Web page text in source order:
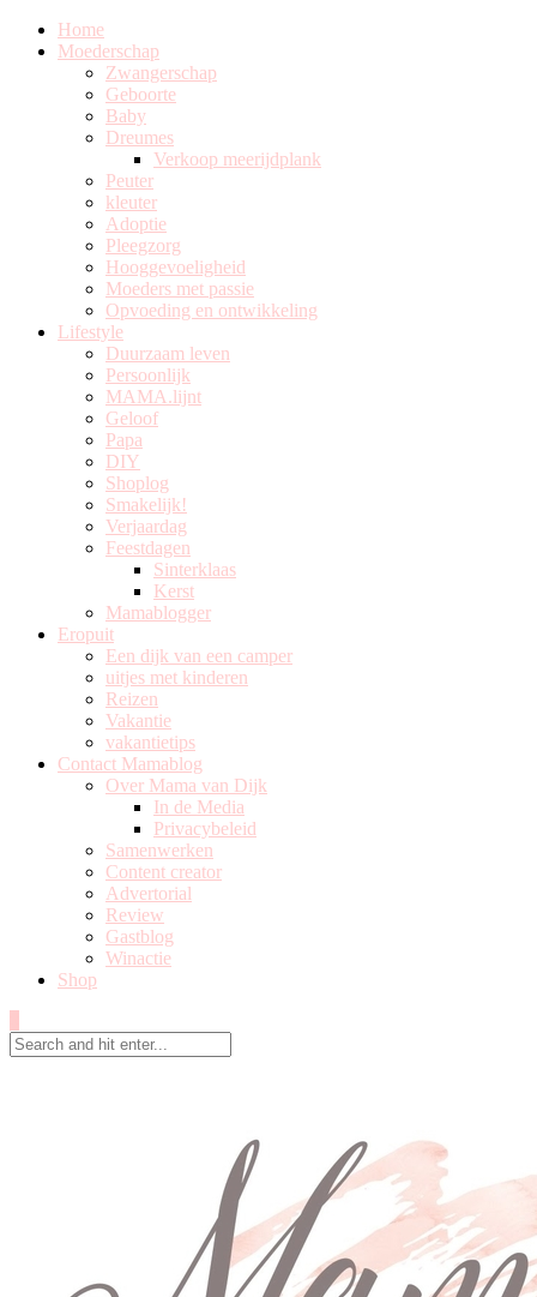
Home
Moederschap
Zwangerschap
Geboorte
Baby
Dreumes
Verkoop meerijdplank
Peuter
kleuter
Adoptie
Pleegzorg
Hooggevoeligheid
Moeders met passie
Opvoeding en ontwikkeling
Lifestyle
Duurzaam leven
Persoonlijk
MAMA.lijnt
Geloof
Papa
DIY
Shoplog
Smakelijk!
Verjaardag
Feestdagen
Sinterklaas
Kerst
Mamablogger
Eropuit
Een dijk van een camper
uitjes met kinderen
Reizen
Vakantie
vakantietips
Contact Mamablog
Over Mama van Dijk
In de Media
Privacybeleid
Samenwerken
Content creator
Advertorial
Review
Gastblog
Winactie
Shop